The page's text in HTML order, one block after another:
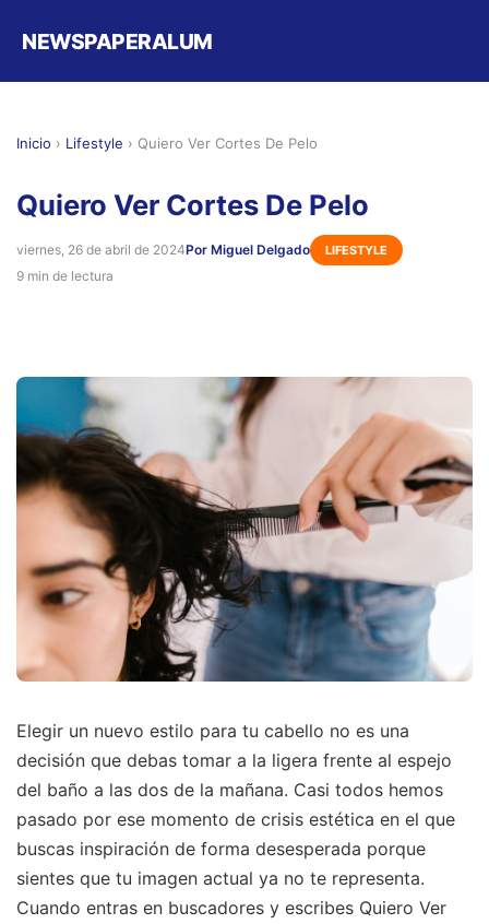
NEWSPAPERALUM
Inicio › Lifestyle › Quiero Ver Cortes De Pelo
Quiero Ver Cortes De Pelo
viernes, 26 de abril de 2024Por Miguel Delgado LIFESTYLE
9 min de lectura
Elegir un nuevo estilo para tu cabello no es una
decisión que debas tomar a la ligera frente al espejo
del baño a las dos de la mañana. Casi todos hemos
pasado por ese momento de crisis estética en el que
buscas inspiración de forma desesperada porque
sientes que tu imagen actual ya no te representa.
Cuando entras en buscadores y escribes Quiero Ver